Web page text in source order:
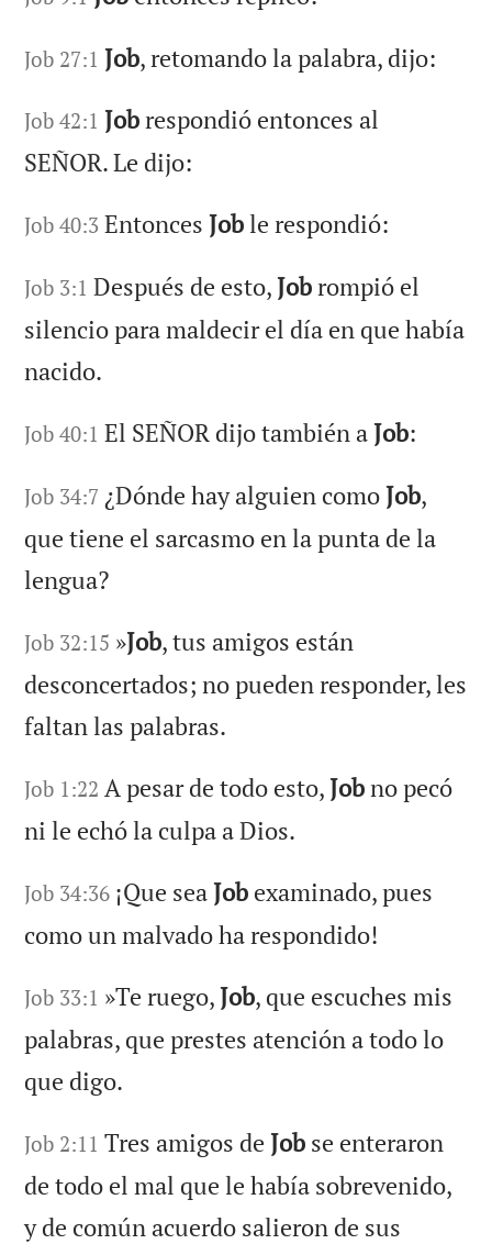
Job 27:1 Job, retomando la palabra, dijo:
Job 42:1 Jobrespondió entonces al
SEÑOR. Le dijo:
Job 40:3 EntoncesJoble respondió:
Job 3:1 Después de esto,Jobrompió el
silencio para maldecir el día en que había
nacido.
Job 40:1 El SEÑOR dijo también aJob:
Job 34:7 ¿Dónde hay alguien comoJob,
que tiene el sarcasmo en la punta de la
lengua?
Job 32:15 »Job, tus amigos están
desconcertados; no pueden responder, les
faltan las palabras.
Job 1:22 A pesar de todo esto,Jobno pecó
ni le echó la culpa a Dios.
Job 34:36 ¡Que seaJob examinado, pues
como un malvado ha respondido!
Job 33:1 »Te ruego,Job, que escuches mis
palabras, que prestes atención a todo lo
que digo.
Job 2:11 Tres amigos deJob se enteraron
de todo el mal que le había sobrevenido,
y de común acuerdo salieron de sus